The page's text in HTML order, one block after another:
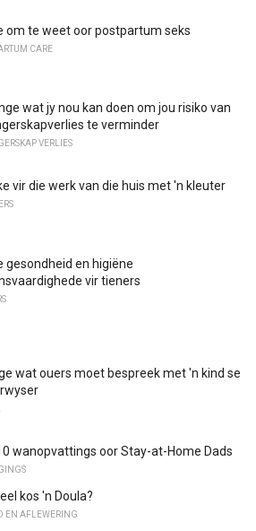
om te weet oor postpartum seks
CARE
wat jy nou kan doen om jou risiko van
te verminder
VERLIES
vir die werk van die huis met 'n kleuter
gesondheid en higiëne
vir tieners
wat ouers moet bespreek met 'n kind se
wanopvattings oor Stay-at-Home Dads
kos 'n Doula?
EN AFLEWERING